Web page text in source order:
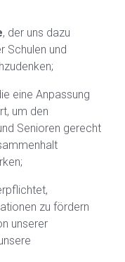
, der uns dazu
Schulen und
eine Anpassung
um den
Senioren gerecht
zu fördern
unserer